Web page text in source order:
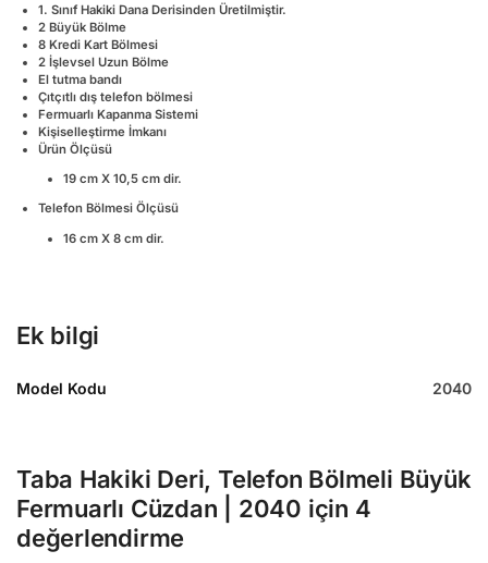
1. Sınıf Hakiki Dana Derisinden Üretilmiştir.
2 Büyük Bölme
8 Kredi Kart Bölmesi
2 İşlevsel Uzun Bölme
El tutma bandı
Çıtçıtlı dış telefon bölmesi
Fermuarlı Kapanma Sistemi
Kişiselleştirme İmkanı
Ürün Ölçüsü
19 cm X 10,5 cm dir.
Telefon Bölmesi Ölçüsü
16 cm X 8 cm dir.
Ek bilgi
Model Kodu 2040
Taba Hakiki Deri, Telefon Bölmeli Büyük
Fermuarlı Cüzdan | 2040 için 4
değerlendirme